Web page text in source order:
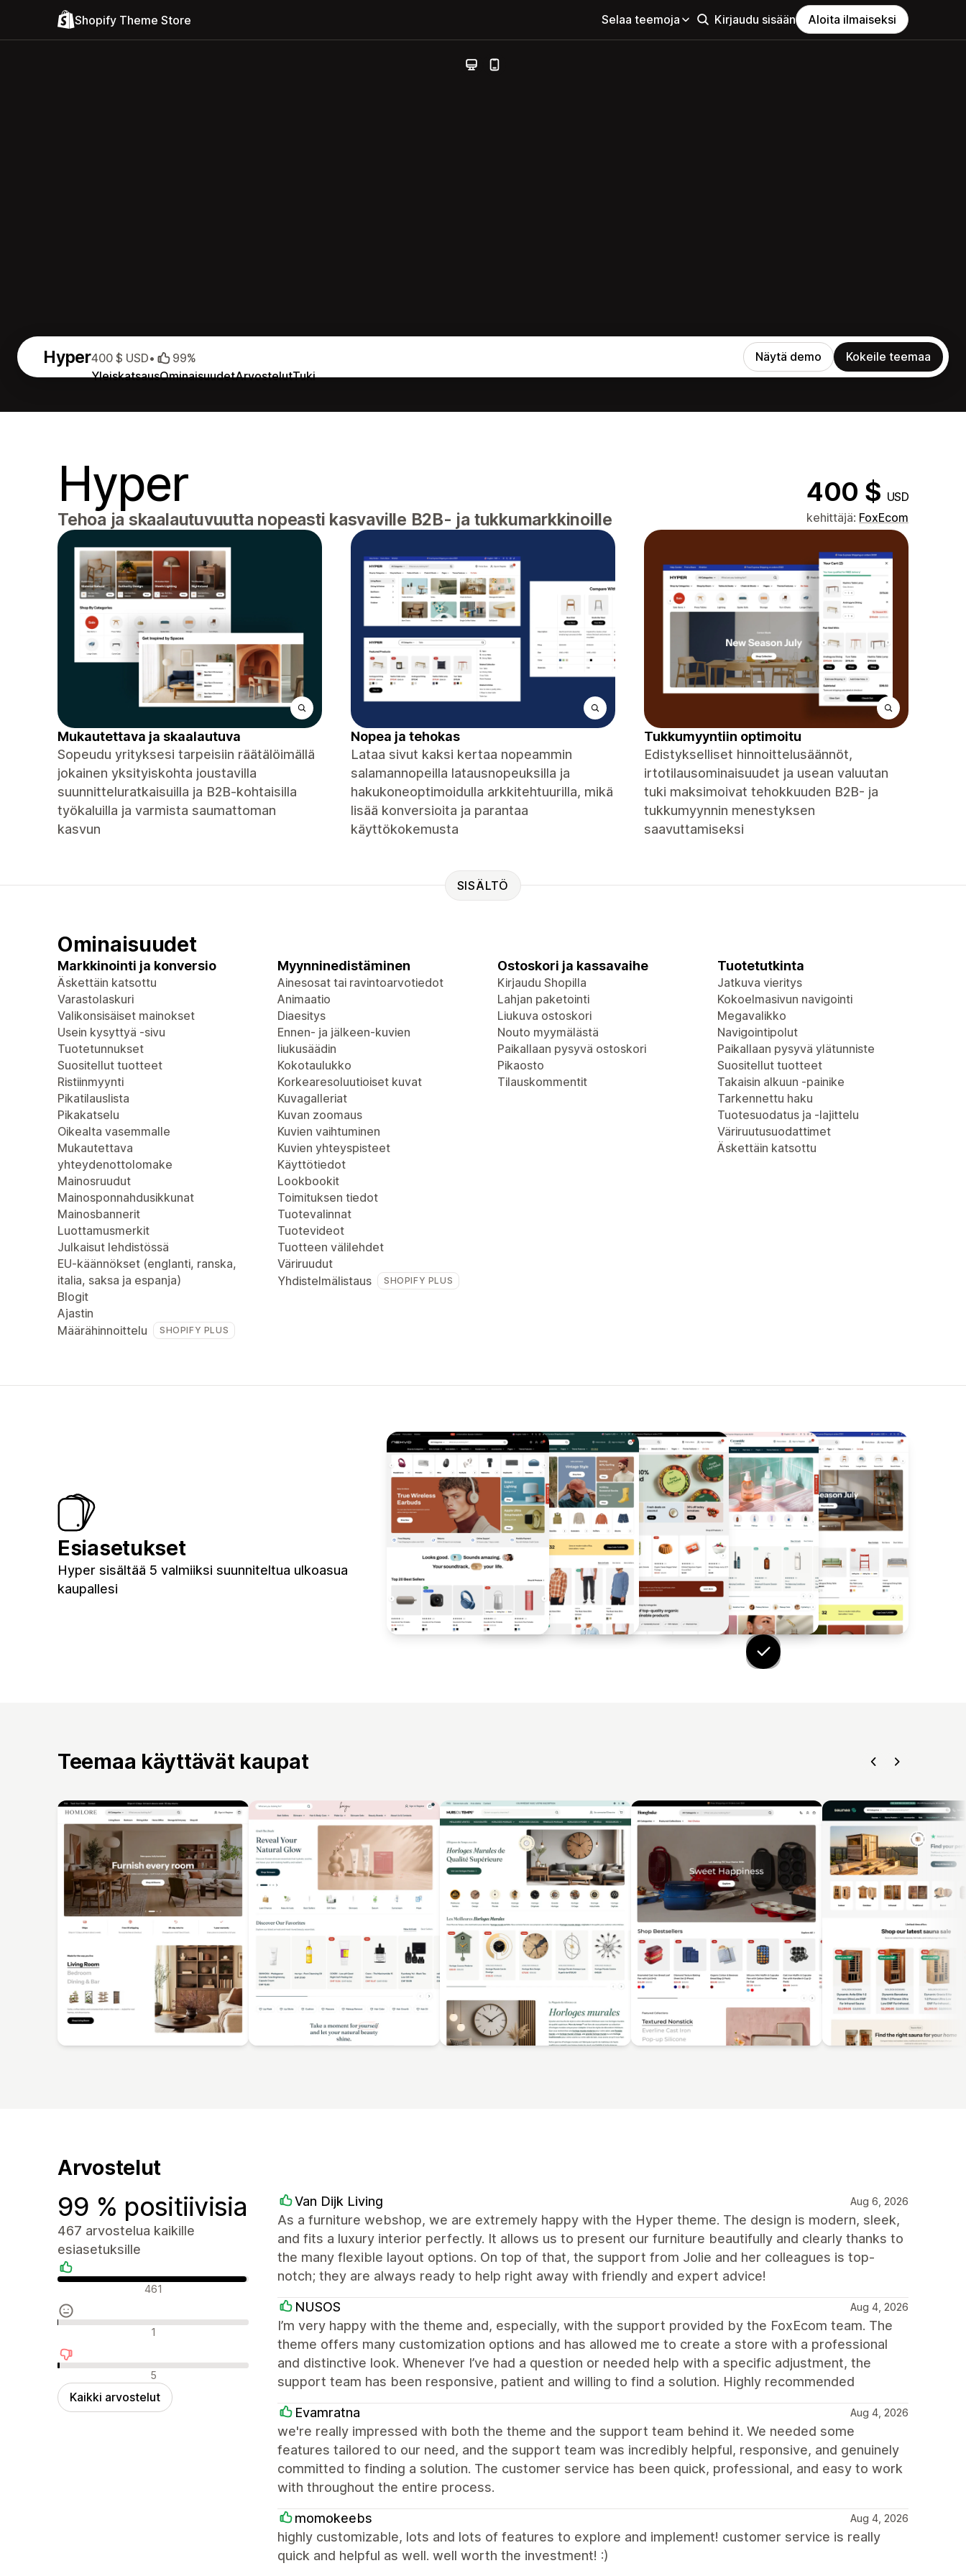
Shopify Theme Store Selaa teemoja Kirjaudu sisään Aloita ilmaiseksi
Hyper
YleiskatsausOminaisuudetArvostelutTuki
400 $ USD• 99% Näytä demo Kokeile teemaa
Hyper 400 $ USD
Tehoa ja skaalautuvuutta nopeasti kasvaville B2B- ja tukkumarkkinoille kehittäjä: FoxEcom
Mukautettava ja skaalautuva
Sopeudu yrityksesi tarpeisiin räätälöimällä
jokainen yksityiskohta joustavilla
suunnitteluratkaisuilla ja B2B-kohtaisilla
työkaluilla ja varmista saumattoman
kasvun
Nopea ja tehokas
Lataa sivut kaksi kertaa nopeammin
salamannopeilla latausnopeuksilla ja
hakukoneoptimoidulla arkkitehtuurilla, mikä
lisää konversioita ja parantaa
käyttökokemusta
Tukkumyyntiin optimoitu
Edistykselliset hinnoittelusäännöt,
irtotilausominaisuudet ja usean valuutan
tuki maksimoivat tehokkuuden B2B- ja
tukkumyynnin menestyksen
saavuttamiseksi
SISÄLTÖ
Ominaisuudet
Markkinointi ja konversio
Äskettäin katsottu
Varastolaskuri
Valikonsisäiset mainokset
Usein kysyttyä -sivu
Tuotetunnukset
Suositellut tuotteet
Ristiinmyynti
Pikatilauslista
Pikakatselu
Oikealta vasemmalle
Mukautettava
yhteydenottolomake
Mainosruudut
Mainosponnahdusikkunat
Mainosbannerit
Luottamusmerkit
Julkaisut lehdistössä
EU-käännökset (englanti, ranska,
italia, saksa ja espanja)
Blogit
Ajastin
Määrähinnoittelu
SHOPIFY PLUS
Myynninedistäminen
Ainesosat tai ravintoarvotiedot
Animaatio
Diaesitys
Ennen- ja jälkeen-kuvien
liukusäädin
Kokotaulukko
Korkearesoluutioiset kuvat
Kuvagalleriat
Kuvan zoomaus
Kuvien vaihtuminen
Kuvien yhteyspisteet
Käyttötiedot
Lookbookit
Toimituksen tiedot
Tuotevalinnat
Tuotevideot
Tuotteen välilehdet
Väriruudut
Yhdistelmälistaus
SHOPIFY PLUS
Ostoskori ja kassavaihe
Kirjaudu Shopilla
Lahjan paketointi
Liukuva ostoskori
Nouto myymälästä
Paikallaan pysyvä ostoskori
Pikaosto
Tilauskommentit
Tuotetutkinta
Jatkuva vieritys
Kokoelmasivun navigointi
Megavalikko
Navigointipolut
Paikallaan pysyvä ylätunniste
Suositellut tuotteet
Takaisin alkuun -painike
Tarkennettu haku
Tuotesuodatus ja -lajittelu
Väriruutusuodattimet
Äskettäin katsottu
Esiasetukset
Hyper sisältää 5 valmiiksi suunniteltua ulkoasua
kaupallesi
Teemaa käyttävät kaupat
Arvostelut
99 % positiivisia
467 arvostelua kaikille
esiasetuksille
Positiiviset arvostelut
461
Neutraalit arvostelut
1
Negatiiviset arvostelut
5
Kaikki arvostelut
Van Dijk Living Aug 6, 2026
As a furniture webshop, we are extremely happy with the Hyper theme. The design is modern, sleek,
and fits a luxury interior perfectly. It allows us to present our furniture beautifully and clearly thanks to
the many flexible layout options. On top of that, the support from Jolie and her colleagues is top-
notch; they are always ready to help right away with friendly and expert advice!
NUSOS Aug 4, 2026
I’m very happy with the theme and, especially, with the support provided by the FoxEcom team. The
theme offers many customization options and has allowed me to create a store with a professional
and distinctive look. Whenever I’ve had a question or needed help with a specific adjustment, the
support team has been responsive, patient and willing to find a solution. Highly recommended
Evamratna Aug 4, 2026
we're really impressed with both the theme and the support team behind it. We needed some
features tailored to our need, and the support team was incredibly helpful, responsive, and genuinely
committed to finding a solution. The customer service has been quick, professional, and easy to work
with throughout the entire process.
momokeebs Aug 4, 2026
highly customizable, lots and lots of features to explore and implement! customer service is really
quick and helpful as well. well worth the investment! :)